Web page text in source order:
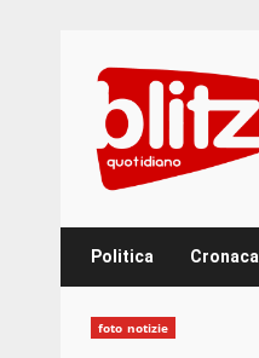
content
Politica Cronaca
foto notizie